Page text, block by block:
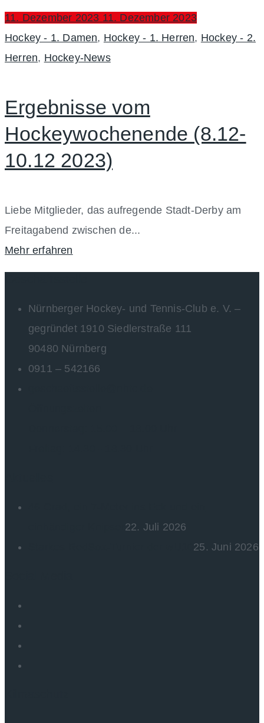
Posted
on
11. Dezember 2023 11. Dezember 2023
Categories
Hockey - 1. Damen, Hockey - 1. Herren, Hockey - 2.
Herren, Hockey-News
Ergebnisse vom
Hockeywochenende (8.12-
10.12 2023)
Liebe Mitglieder, das aufregende Stadt-Derby am
Freitagabend zwischen de...
Mehr erfahren
Nürnberger Hockey- und Tennis-Club e. V. –
gegründet 1910 Siedlerstraße 111
90480 Nürnberg
0911 – 542166
22. Juli 2026
25. Juni 2026